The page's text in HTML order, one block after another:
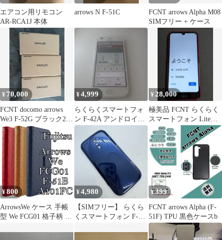
エアコン用リモコン
AR-RCA1J 本体
arrows N F-51C
FCNT arrows Alpha M08
SIMフリー + ケース
¥ 70,000
FCNT docomo arrows
We3 F-52G ブラック2
台 ライトブルー1台
¥4,999
らくらくスマートフォ
ン F-42A アンドロイド
10 シムフリー90
¥ 28,000
極美品 FCNT らくらく
スマートフォン Lite
MR01 本体のみ
¥800
ArrowsWe ケース 手帳
型 We FCG01 格子柄 レ
¥4,980
【SIMフリー】 らくら
くスマートフォン F-
¥399
FCNT arrows Alpha (F-
51F) TPU 黒色ケースb